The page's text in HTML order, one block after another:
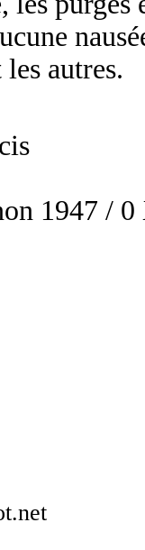
autres.
1947 /